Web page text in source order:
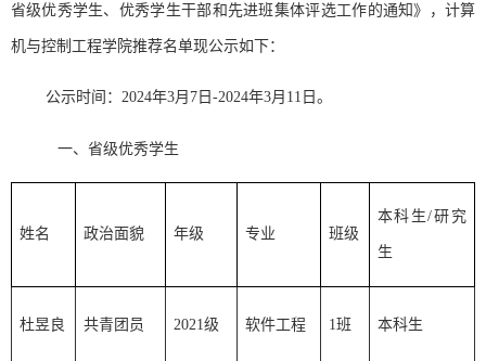
省级优秀学生、优秀学生干部和先进班集体评选工作的通知》，计算
机与控制工程学院推荐名单现公示如下：
公示时间：2024年3月7日-2024年3月11日。
一、省级优秀学生
姓名 政治面貌 年级 专业 班级
本科生/研究
生
杜昱良 共青团员 2021级 软件工程 1班 本科生